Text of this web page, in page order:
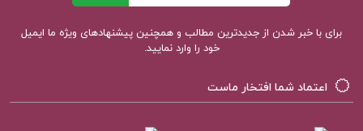
نقد و بررسی پی دی اف کتاب کتاب کوچک سیاست
خلاصه پی دی اف کتاب کتاب کوچک سیاست
برای با خبر شدن از جدیدترین مطالب و همچنین پیشنهادهای ویژه ما ایمیل
خود را وارد نمایید.
اعتماد شما افتخار ماست